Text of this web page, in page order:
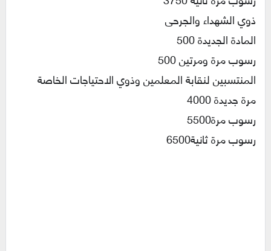
ذوي الشهداء والجرحى
المادة الجديدة 500
رسوب مرة ومرتين 500
المنتسبين لنقابة المعلمين وذوي الاحتياجات الخاصة
مرة جديدة 4000
رسوب مرة5500
رسوب مرة ثانية6500